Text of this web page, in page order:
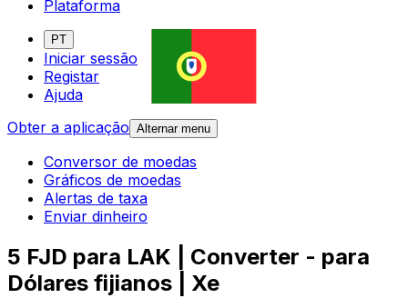
Plataforma
PT
Iniciar sessão
Registar
Ajuda
Obter a aplicação Alternar menu
Conversor de moedas
Gráficos de moedas
Alertas de taxa
Enviar dinheiro
5 FJD para LAK | Converter - para
Dólares fijianos | Xe